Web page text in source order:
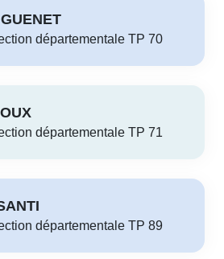
départementale TP 70
départementale TP 71
départementale TP 89